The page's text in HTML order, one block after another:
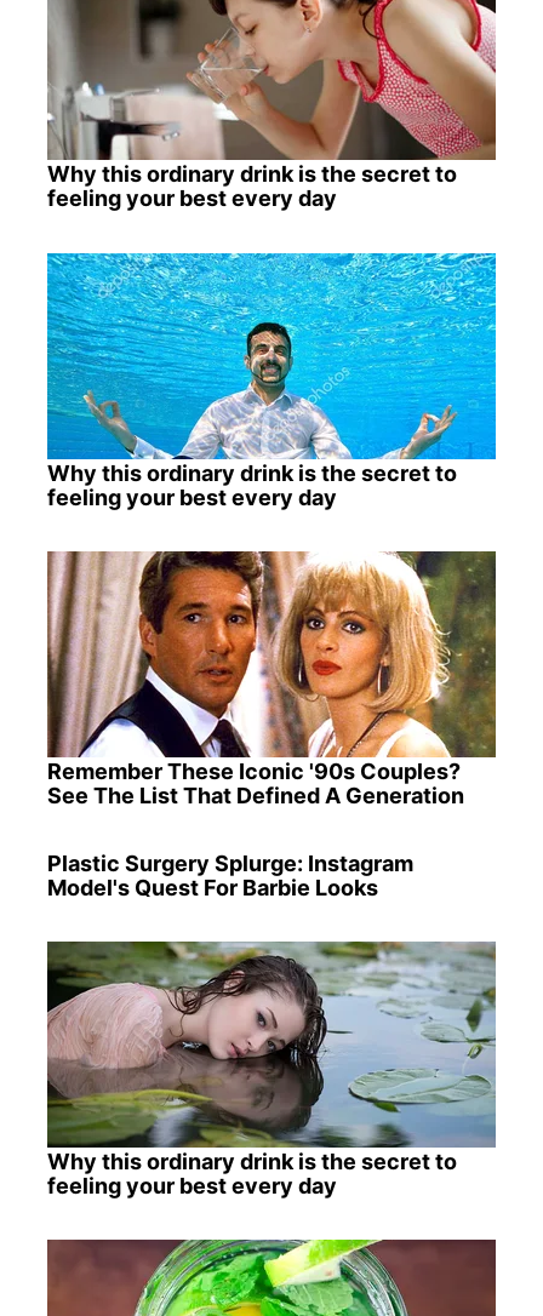
Why this ordinary drink is the secret to
feeling your best every day
Why this ordinary drink is the secret to
feeling your best every day
Remember These Iconic '90s Couples?
See The List That Defined A Generation
Plastic Surgery Splurge: Instagram
Model's Quest For Barbie Looks
Why this ordinary drink is the secret to
feeling your best every day